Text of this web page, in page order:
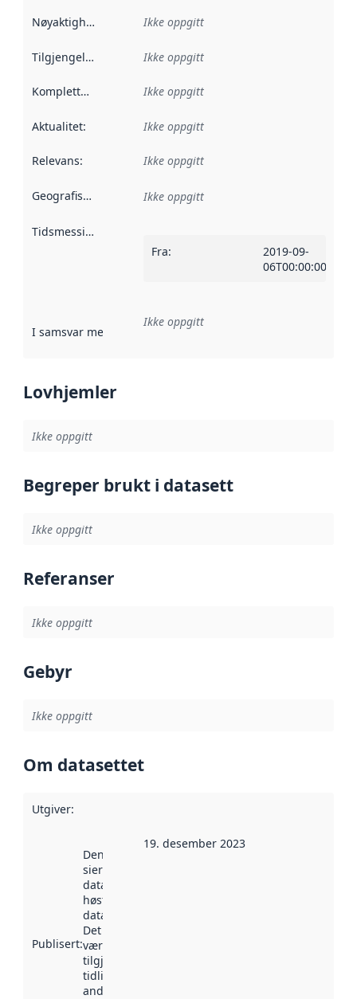
Nøyaktighet Ikke oppgitt
Tilgjengelighet Ikke oppgitt
Kompletthet Ikke oppgitt
Aktualitet: Ikke oppgitt
Relevans: Ikke oppgitt
Geografisk avgrensning :
Ikke oppgitt
Tidsmessig avgrensning
Fra:
2019-09-
06T00:00:00Z
I samsvar med Referanse til en implementasjonsregel
Ikke oppgitt
Lovhjemler
Ikke oppgitt
Begreper brukt i datasett
Ikke oppgitt
Referanser
Ikke oppgitt
Gebyr
Ikke oppgitt
Om datasettet
Utgiver:
Publisert:
Denne datoen
sier når
datasettet ble
høstet av
data.norge.no.
Det kan ha
vært
tilgjengelig
tidligere
andre steder.
19. desember 2023